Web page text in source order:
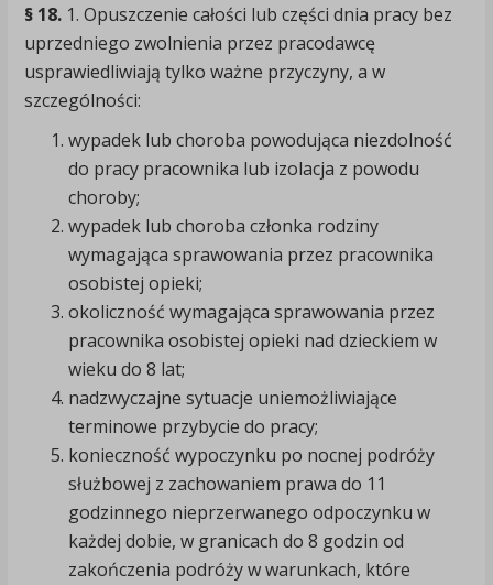
§ 18. 1. Opuszczenie całości lub części dnia pracy bez
uprzedniego zwolnienia przez pracodawcę
usprawiedliwiają tylko ważne przyczyny, a w
szczególności:
wypadek lub choroba powodująca niezdolność
do pracy pracownika lub izolacja z powodu
choroby;
wypadek lub choroba członka rodziny
wymagająca sprawowania przez pracownika
osobistej opieki;
okoliczność wymagająca sprawowania przez
pracownika osobistej opieki nad dzieckiem w
wieku do 8 lat;
nadzwyczajne sytuacje uniemożliwiające
terminowe przybycie do pracy;
konieczność wypoczynku po nocnej podróży
służbowej z zachowaniem prawa do 11
godzinnego nieprzerwanego odpoczynku w
każdej dobie, w granicach do 8 godzin od
zakończenia podróży w warunkach, które